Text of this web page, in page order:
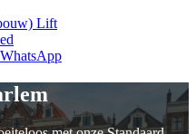
Lift